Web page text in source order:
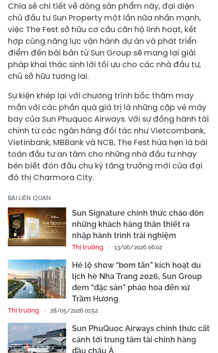
Chia sẻ chi tiết về dòng sản phẩm này, đại diện
chủ đầu tư Sun Property một lần nữa nhấn mạnh,
việc The Fest sở hữu cơ cấu căn hộ linh hoạt, kết
hợp cùng năng lực vận hành dự án và phát triển
điểm đến bài bản từ Sun Group sẽ mang lại giải
pháp khai thác sinh lời tối ưu cho các nhà đầu tư,
chủ sở hữu tương lai.
Sự kiện khép lại với chương trình bốc thăm may
mắn với các phần quà giá trị là những cặp vé máy
bay của Sun Phuquoc Airways. Với sự đồng hành tài
chính từ các ngân hàng đối tác như Vietcombank,
Vietinbank, MBBank và NCB, The Fest hứa hẹn là bài
toán đầu tư an tâm cho những nhà đầu tư nhạy
bén biết đón đầu chu kỳ tăng trưởng mới của đại
đô thị Charmora City.
BÀI LIÊN QUAN
Sun Signature chính thức chào đón
những khách hàng thân thiết ra
nhập hành trình trải nghiệm
Thị trường 13/06/2026 06:02
Hé lộ show “bom tấn” kích hoạt du
lịch hè Nha Trang 2026, Sun Group
đem “đặc sản” pháo hoa đến xứ
Trầm Hương
Thị trường 28/05/2026 01:52
Sun PhuQuoc Airways chính thức cất
cánh tới trung tâm tài chính hàng
đầu châu Á